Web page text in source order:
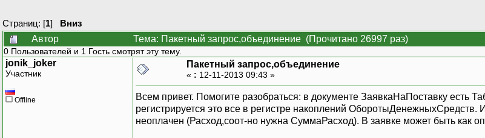
Страниц: [1] Вниз
Автор
Тема: Пакетный запрос,объединение (Прочитано 26997 раз)
0 Пользователей и 1 Гость смотрят эту тему.
jonik_joker
Участник
Offline
Пакетный запрос,объединение
« : 12-11-2013 09:43 »
Всем привет. Помогите разобраться: в документе ЗаявкаНаПоставку есть
регистрируется это все в регистре накоплений
неоплачен (Расход,соот-но нужна СуммаРасход). В заявке может быть как